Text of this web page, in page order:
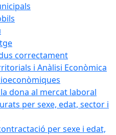
correctament
i Anàlisi Econòmica
dona al mercat laboral
per sexe, edat, sector i
per sexe i edat,